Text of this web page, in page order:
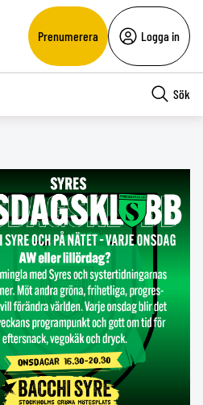
Prenumerera Logga in
Sök